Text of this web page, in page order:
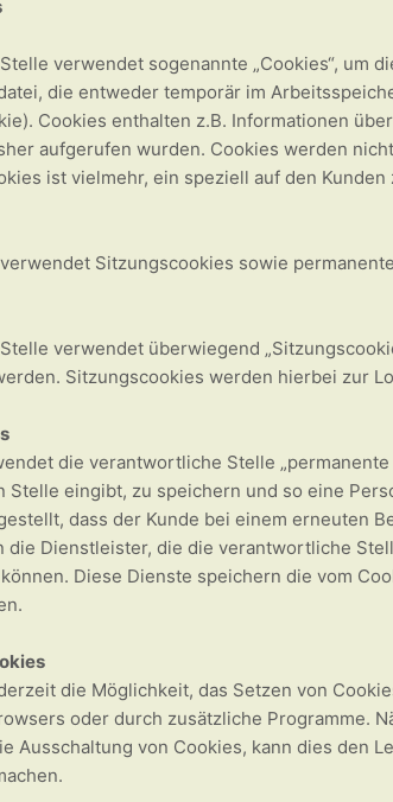
verwendet sogenannte „Cookies“, um
die entweder temporär im
Cookies enthalten z.B. Informationen
aufgerufen wurden. Cookies werden
ist vielmehr, ein speziell auf den
Sitzungscookies sowie
verwendet überwiegend
Sitzungscookies werden hierbei zur
die verantwortliche Stelle
eingibt, zu speichern und so eine
dass der Kunde bei einem erneuten
die Dienstleister, die die verantwortliche
Diese Dienste speichern die vom
die Möglichkeit, das Setzen von
oder durch zusätzliche Programme.
Ausschaltung von Cookies, kann dies den